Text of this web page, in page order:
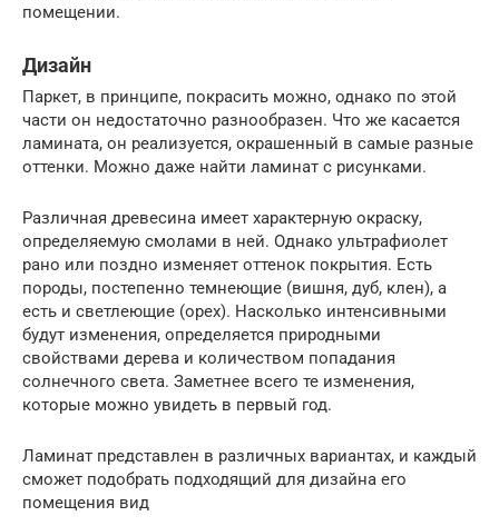
помещении.
Дизайн
Паркет, в принципе, покрасить можно, однако по этой
части он недостаточно разнообразен. Что же касается
ламината, он реализуется, окрашенный в самые разные
оттенки. Можно даже найти ламинат с рисунками.
Различная древесина имеет характерную окраску,
определяемую смолами в ней. Однако ультрафиолет
рано или поздно изменяет оттенок покрытия. Есть
породы, постепенно темнеющие (вишня, дуб, клен), а
есть и светлеющие (орех). Насколько интенсивными
будут изменения, определяется природными
свойствами дерева и количеством попадания
солнечного света. Заметнее всего те изменения,
которые можно увидеть в первый год.
Ламинат представлен в различных вариантах, и каждый
сможет подобрать подходящий для дизайна его
помещения вид